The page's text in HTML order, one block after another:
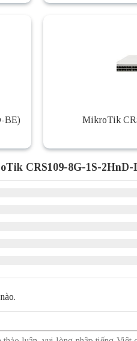
BE) MikroTik
CRS109-8G-1S-2HnD-